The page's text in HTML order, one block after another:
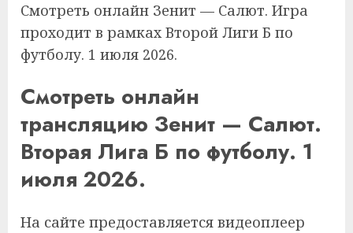
Смотреть онлайн Зенит — Салют. Игра
проходит в рамках Второй Лиги Б по
футболу. 1 июля 2026.
Смотреть онлайн
трансляцию Зенит — Салют.
Вторая Лига Б по футболу. 1
июля 2026.
На сайте предоставляется видеоплеер